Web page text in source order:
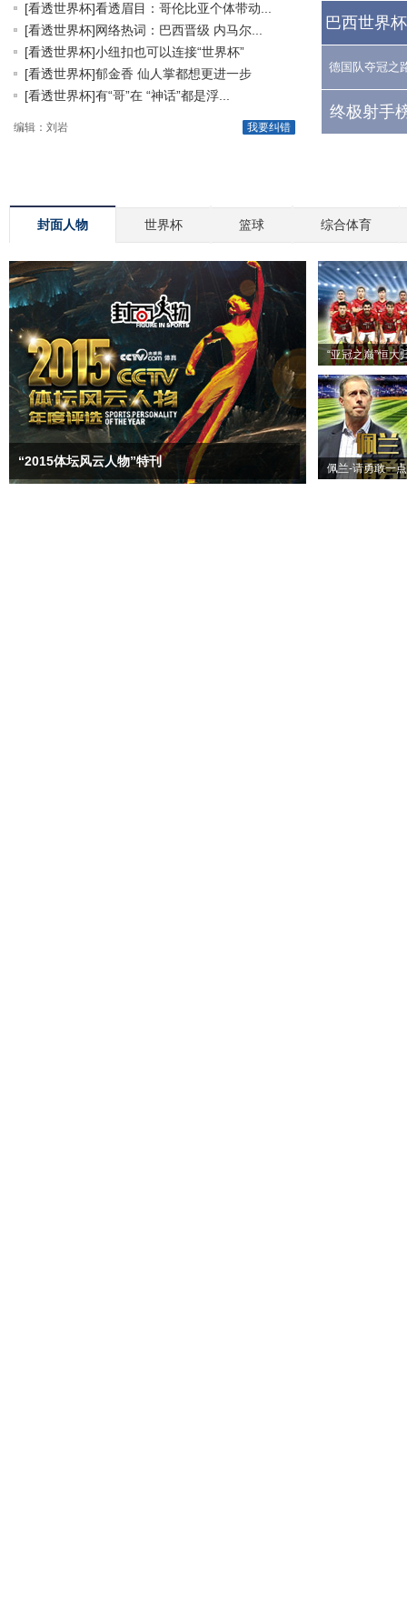
[看透世界杯]看透眉目：哥伦比亚个体带动...
[看透世界杯]网络热词：巴西晋级 内马尔...
[看透世界杯]小纽扣也可以连接“世界杯”
[看透世界杯]郁金香 仙人掌都想更进一步
[看透世界杯]有“哥”在 “神话”都是浮...
我要纠错
编辑：刘岩
巴西世界
德国队夺冠之
终极射手
封面人物 世界杯 篮球 综合体育
“2015体坛风云人物”特刊
“亚冠之巅”恒大
佩兰-请勇敢一点